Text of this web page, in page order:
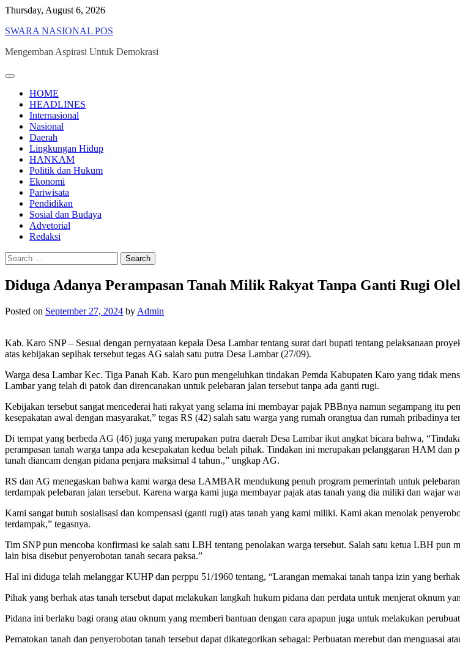
Skip
content
Thursday, August 6, 2026
SWARA NASIONAL POS
Mengemban Aspirasi Untuk Demokrasi
HOME
HEADLINES
Internasional
Nasional
Daerah
Lingkungan Hidup
HANKAM
Politik dan Hukum
Ekonomi
Pariwisata
Pendidikan
Sosial dan Budaya
Advetorial
Redaksi
Search
for:
Diduga Adanya Perampasan Tanah Milik Rakyat Tanpa Ganti Rugi
Posted on September 27, 2024 by Admin
Kab. Karo SNP – Sesuai dengan pernyataan kepala Desa Lambar tentang surat dari bupati tentang pelaksanaan
atas kebijakan sepihak tersebut tegas AG salah satu putra Desa Lambar (27/09).
Warga desa Lambar Kec. Tiga Panah Kab. Karo pun mengeluhkan tindakan Pemda Kabupaten Karo yang tidak
Lambar yang telah di patok dan direncanakan untuk pelebaran jalan tersebut tanpa ada ganti rugi.
Kebijakan tersebut sangat mencederai hati rakyat yang selama ini membayar pajak PBBnya namun segampang itu
kesepakatan awal dengan masyarakat,” tegas RS (42) salah satu warga yang rumah orangtua dan rumah
Di tempat yang berbeda AG (46) juga yang merupakan putra daerah Desa Lambar ikut angkat bicara bahwa,
perampasan tanah warga tanpa ada kesepakatan kedua belah pihak. Tindakan ini merupakan pelanggaran HAM
tanah diancam dengan pidana penjara maksimal 4 tahun.,” ungkap AG.
RS dan AG menegaskan bahwa kami warga desa LAMBAR mendukung penuh program pemerintah untuk
terdampak pelebaran jalan tersebut. Karena warga kami juga membayar pajak atas tanah yang dia miliki dan wajar
Kami sangat butuh sosialisasi dan kompensasi (ganti rugi) atas tanah yang kami miliki. Kami akan menolak
terdampak,” tegasnya.
Tim SNP pun mencoba konfirmasi ke salah satu LBH tentang penolakan warga tersebut. Salah satu ketua LBH pun
lain bisa disebut penyerobotan tanah secara paksa.”
Hal ini diduga telah melanggar KUHP dan perppu 51/1960 tentang, “Larangan memakai tanah tanpa izin yang
Pihak yang berhak atas tanah tersebut dapat melakukan langkah hukum pidana dan perdata untuk menjerat oknum
Pidana ini berlaku bagi orang atau oknum yang memberi bantuan dengan cara apapun juga untuk melakukan
Pematokan tanah dan penyerobotan tanah tersebut dapat dikategorikan sebagai: Perbuatan merebut dan menguasai